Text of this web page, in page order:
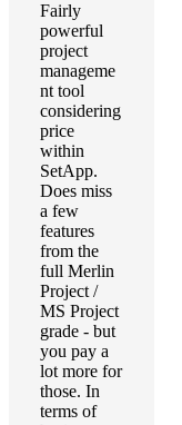
Fairly
powerful
project
manageme
nt tool
considering
price
within
SetApp.
Does miss
a few
features
from the
full Merlin
Project /
MS Project
grade - but
you pay a
lot more for
those. In
terms of